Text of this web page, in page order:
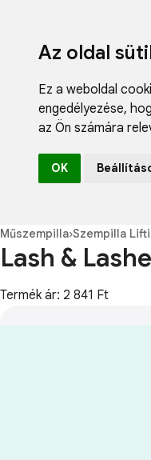
Az oldal
Ez a weboldal
engedélyezése,
az Ön számára
OK
Műszempilla›Szempilla
Lash &
Termék ár: 2 841 Ft